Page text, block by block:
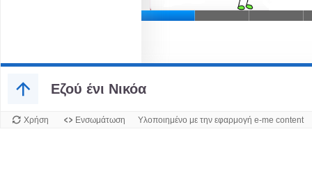
Εζού ένι Νικόα
Χρήση Ενσωμάτωση Υλοποιημένο με την εφαρμογή e-me content